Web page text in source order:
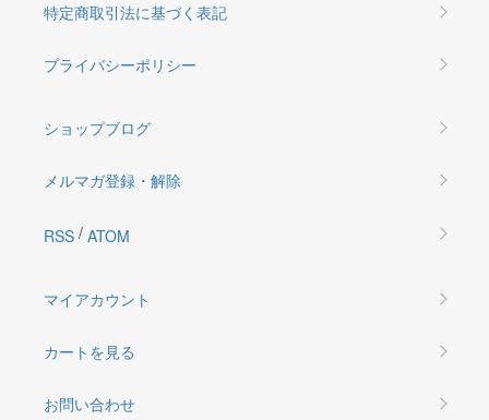
特定商取引法に基づく表記
プライバシーポリシー
ショップブログ
メルマガ登録・解除
RSS / ATOM
マイアカウント
カートを見る
お問い合わせ